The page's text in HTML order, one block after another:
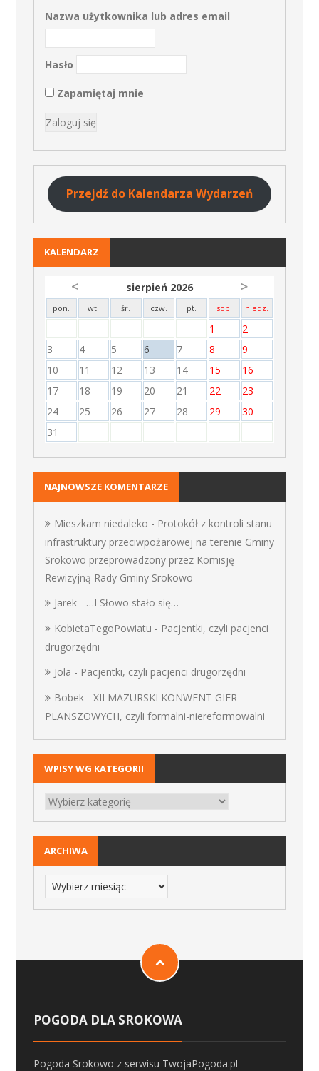
Nazwa użytkownika lub adres email
Hasło
Zapamiętaj mnie
Przejdź do Kalendarza Wydarzeń
KALENDARZ
< sierpień 2026 >
pon. wt. śr. czw. pt. sob. niedz.
1
2
3
4 5 6 7 8
9
10
11 12 13 14 15
16
17
18 19 20 21 22
23
24
25 26 27 28 29
30
31
NAJNOWSZE KOMENTARZE
Mieszkam niedaleko - Protokół z kontroli stanu
infrastruktury przeciwpożarowej na terenie Gminy
Srokowo przeprowadzony przez Komisję
Rewizyjną Rady Gminy Srokowo
Jarek- …I Słowo stało się…
KobietaTegoPowiatu - Pacjentki, czyli pacjenci
drugorzędni
Jola - Pacjentki, czyli pacjenci drugorzędni
Bobek- XII MAZURSKI KONWENT GIER
PLANSZOWYCH, czyli formalni-niereformowalni
WPISY WG KATEGORII
ARCHIWA
POGODA DLA SROKOWA
Pogoda Srokowo z serwisu TwojaPogoda.pl